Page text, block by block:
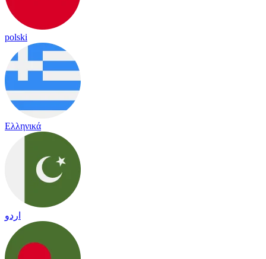
polski
Ελληνικά
اردو